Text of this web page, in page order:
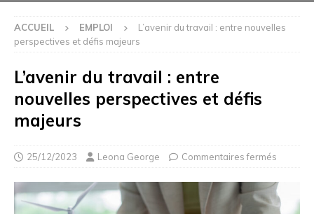
ACCUEIL EMPLOI
L’avenir du travail : entre nouvelles
perspectives et défis majeurs
L’avenir du travail : entre
nouvelles perspectives et défis
majeurs
25/12/2023 Leona George Commentaires fermés